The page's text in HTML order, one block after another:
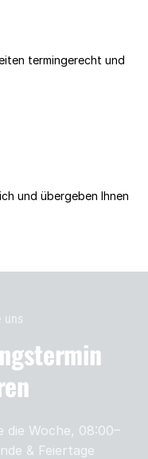
termingerecht und
und übergeben Ihnen
uns
die Woche, 08:00–
& Feiertage